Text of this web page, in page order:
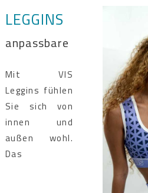
LEGGINS
anpassbare
Mit VIS
Leggins fühlen
Sie sich von
innen und
außen wohl.
Das